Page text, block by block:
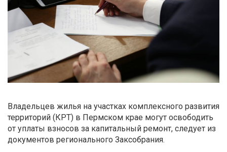
Владельцев жилья на участках комплексного развития
территорий (КРТ) в Пермском крае могут освободить
от уплаты взносов за капитальный ремонт, следует из
документов регионального Заксобрания.